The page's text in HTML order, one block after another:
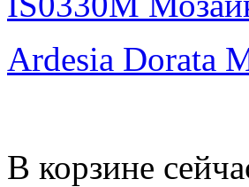
Ardesia Dorata
В корзине